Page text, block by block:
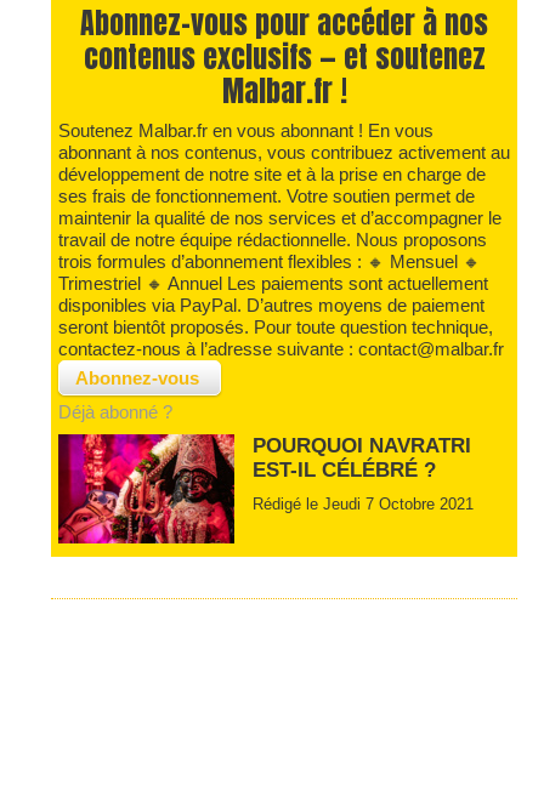
Abonnez-vous pour accéder à nos
contenus exclusifs — et soutenez
Malbar.fr !
Soutenez Malbar.fr en vous abonnant ! En vous
abonnant à nos contenus, vous contribuez activement au
développement de notre site et à la prise en charge de
ses frais de fonctionnement. Votre soutien permet de
maintenir la qualité de nos services et d’accompagner le
travail de notre équipe rédactionnelle. Nous proposons
trois formules d’abonnement flexibles : 🔸 Mensuel 🔸
Trimestriel 🔸 Annuel Les paiements sont actuellement
disponibles via PayPal. D’autres moyens de paiement
seront bientôt proposés. Pour toute question technique,
contactez-nous à l’adresse suivante : contact@malbar.fr
Déjà abonné ?
POURQUOI NAVRATRI
EST-IL CÉLÉBRÉ ?
Rédigé le Jeudi 7 Octobre 2021